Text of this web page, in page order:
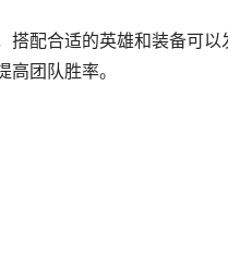
配合适的英雄和装备可
团队胜率。